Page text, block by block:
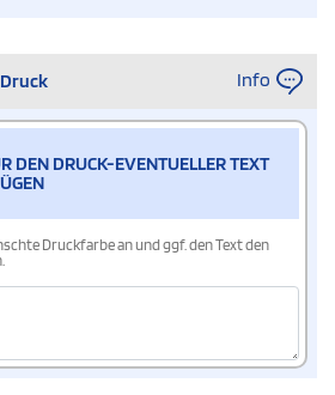
Info
DEN DRUCK-EVENTUELLER TEXT
Druckfarbe an und ggf. den Text den